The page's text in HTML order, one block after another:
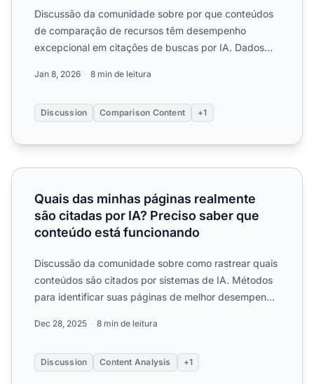
Discussão da comunidade sobre por que conteúdos
de comparação de recursos têm desempenho
excepcional em citações de buscas por IA. Dados
Jan 8, 2026 8 min de leitura
Discussion Comparison Content +1
Quais das minhas páginas realmente são citadas por IA?
Quais das minhas páginas realmente
são citadas por IA? Preciso saber que
conteúdo está funcionando
Discussão da comunidade sobre como rastrear quais
conteúdos são citados por sistemas de IA. Métodos
para identificar suas páginas de melhor desempenho
Dec 28, 2025 8 min de leitura
Discussion Content Analysis +1